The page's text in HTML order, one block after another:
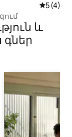
Միջին
5 (4)
և